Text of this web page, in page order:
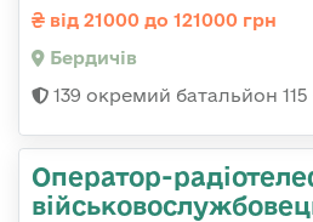
від 21000 до 121000 грн
Бердичів
139 окремий батальйон
Оператор-